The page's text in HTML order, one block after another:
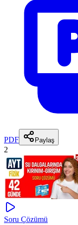
PDF Paylaş
2
Soru Çözümü